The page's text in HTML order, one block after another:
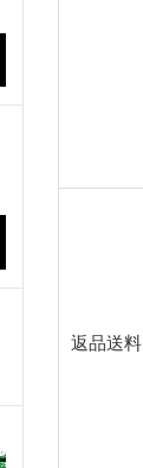
返品送料